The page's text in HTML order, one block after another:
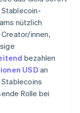
nützlich
innen,
bezahlen
USDan
Rolle bei